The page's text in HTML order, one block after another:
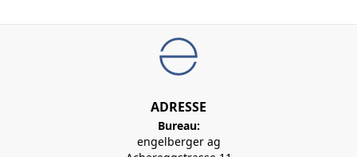
ADRESSE
Bureau:
engelberger ag